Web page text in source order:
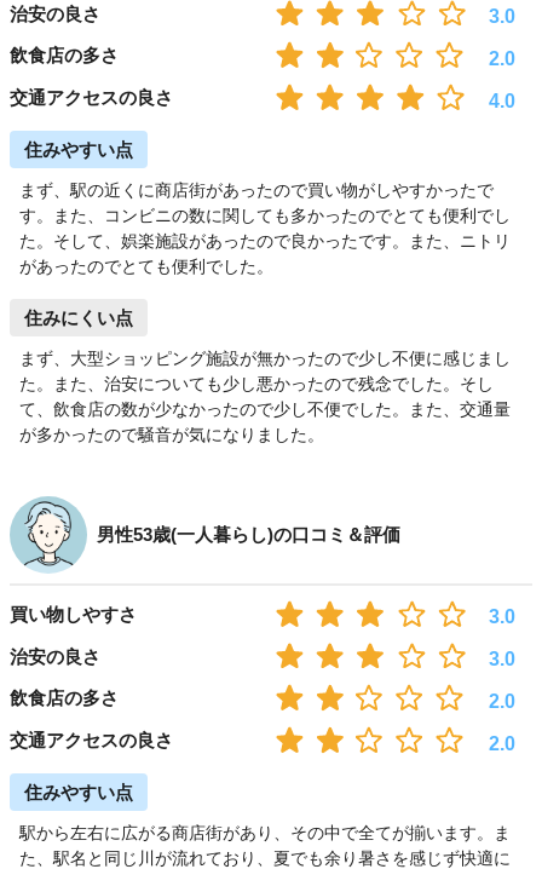
治安の良さ
3.0
飲食店の多さ
2.0
交通アクセスの良さ
4.0
住みやすい点
まず、駅の近くに商店街があったので買い物がしやすかったで
す。また、コンビニの数に関しても多かったのでとても便利でし
た。そして、娯楽施設があったので良かったです。また、ニトリ
があったのでとても便利でした。
住みにくい点
まず、大型ショッピング施設が無かったので少し不便に感じまし
た。また、治安についても少し悪かったので残念でした。そし
て、飲食店の数が少なかったので少し不便でした。また、交通量
が多かったので騒音が気になりました。
男性53歳(一人暮らし)の口コミ＆評価
買い物しやすさ
3.0
治安の良さ
3.0
飲食店の多さ
2.0
交通アクセスの良さ
2.0
住みやすい点
駅から左右に広がる商店街があり、その中で全てが揃います。ま
た、駅名と同じ川が流れており、夏でも余り暑さを感じず快適に